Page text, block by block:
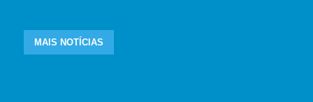
MAIS NOTÍCIAS